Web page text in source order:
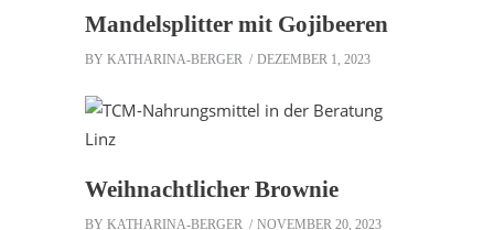
Mandelsplitter mit Gojibeeren
BY KATHARINA-BERGER DEZEMBER 1, 2023
Weihnachtlicher Brownie
BY KATHARINA-BERGER NOVEMBER 20, 2023